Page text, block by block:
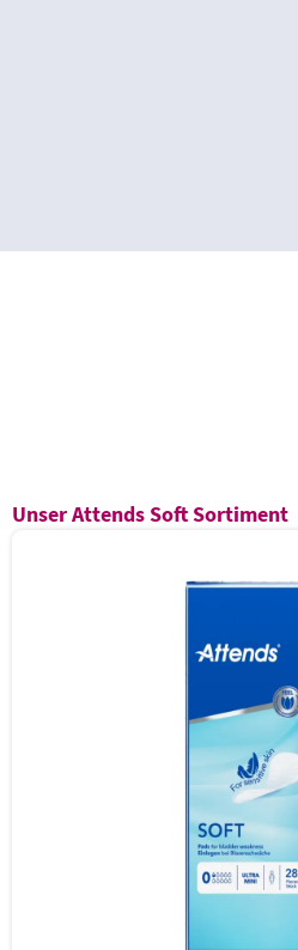
Produktgalerie überspringen
Unser Attends Soft Sortiment